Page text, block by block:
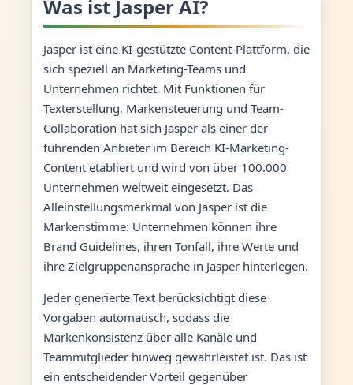
Was ist Jasper AI?
Jasper ist eine KI-gestützte Content-Plattform, die
sich speziell an Marketing-Teams und
Unternehmen richtet. Mit Funktionen für
Texterstellung, Markensteuerung und Team-
Collaboration hat sich Jasper als einer der
führenden Anbieter im Bereich KI-Marketing-
Content etabliert und wird von über 100.000
Unternehmen weltweit eingesetzt. Das
Alleinstellungsmerkmal von Jasper ist die
Markenstimme: Unternehmen können ihre
Brand Guidelines, ihren Tonfall, ihre Werte und
ihre Zielgruppenansprache in Jasper hinterlegen.
Jeder generierte Text berücksichtigt diese
Vorgaben automatisch, sodass die
Markenkonsistenz über alle Kanäle und
Teammitglieder hinweg gewährleistet ist. Das ist
ein entscheidender Vorteil gegenüber